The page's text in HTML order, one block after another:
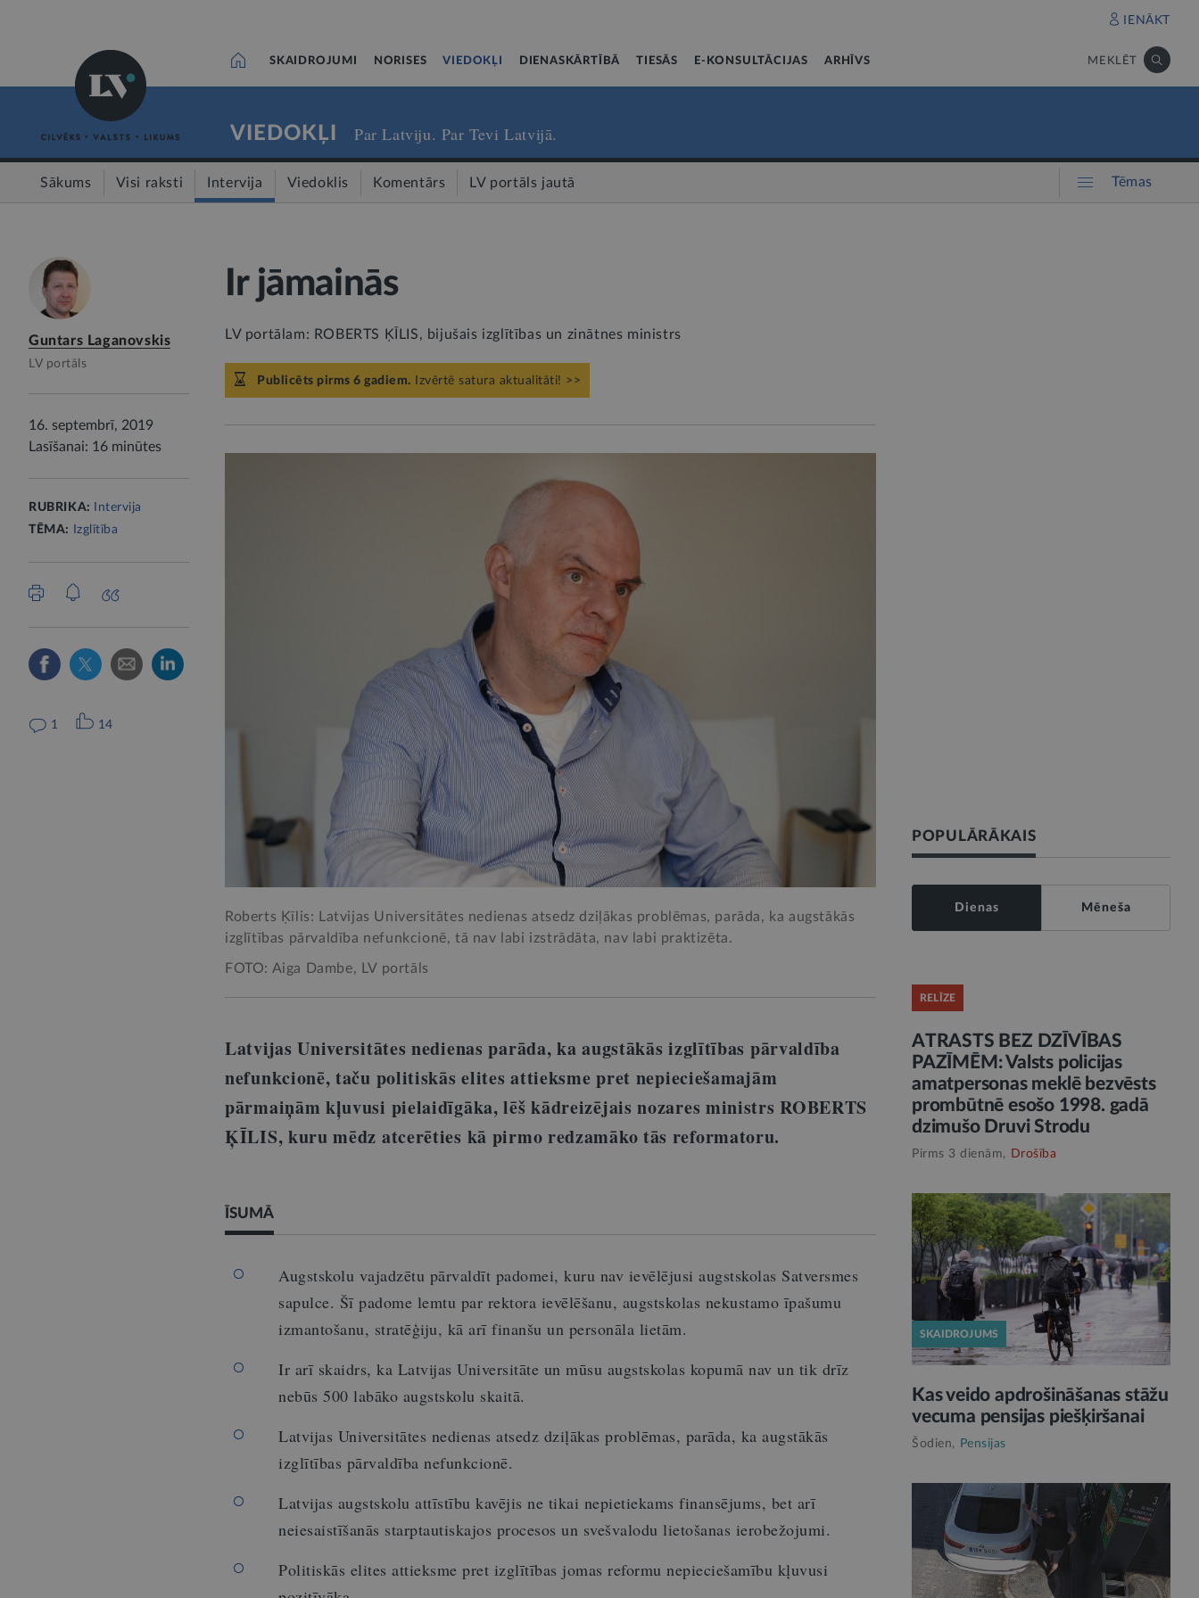
IENĀKT
SKAIDROJUMI NORISES VIEDOKĻI DIENASKĀRTĪBĀ TIESĀS E-KONSULTĀCIJAS ARHĪVS MEKLĒT
VIEDOKĻI Par Latviju. Par Tevi Latvijā.
Sākums Visi raksti Intervija Viedoklis Komentārs LV portāls jautā Tēmas
Guntars Laganovskis
LV portāls
16. septembrī, 2019
Lasīšanai: 16 minūtes
RUBRIKA:
Intervija
TĒMA:
Izglītība
1 14
Ir jāmainās
LV portālam: ROBERTS ĶĪLIS, bijušais izglītības un zinātnes ministrs
Publicēts pirms 6 gadiem. Izvērtē satura aktualitāti! >>
Roberts Ķīlis: Latvijas Universitātes nedienas atsedz dziļākas problēmas, parāda, ka augstākās
izglītības pārvaldība nefunkcionē, tā nav labi izstrādāta, nav labi praktizēta.
FOTO: Aiga Dambe, LV portāls
Latvijas Universitātes nedienas parāda, ka augstākās izglītības pārvaldība
nefunkcionē, taču politiskās elites attieksme pret nepieciešamajām
pārmaiņām kļuvusi pielaidīgāka, lēš kādreizējais nozares ministrs ROBERTS
ĶĪLIS, kuru mēdz atcerēties kā pirmo redzamāko tās reformatoru.
ĪSUMĀ
Augstskolu vajadzētu pārvaldīt padomei, kuru nav ievēlējusi augstskolas Satversmes
sapulce. Šī padome lemtu par rektora ievēlēšanu, augstskolas nekustamo īpašumu
izmantošanu, stratēģiju, kā arī finanšu un personāla lietām.
Ir arī skaidrs, ka Latvijas Universitāte un mūsu augstskolas kopumā nav un tik drīz
nebūs 500 labāko augstskolu skaitā.
Latvijas Universitātes nedienas atsedz dziļākas problēmas, parāda, ka augstākās
izglītības pārvaldība nefunkcionē.
Latvijas augstskolu attīstību kavējis ne tikai nepietiekams finansējums, bet arī
neiesaistīšanās starptautiskajos procesos un svešvalodu lietošanas ierobežojumi.
Politiskās elites attieksme pret izglītības jomas reformu nepieciešamību kļuvusi
POPULĀRĀKAIS
Dienas Mēneša
RELĪZE
ATRASTS BEZ DZĪVĪBAS
PAZĪMĒM: Valsts policijas
amatpersonas meklē bezvēsts
prombūtnē esošo 1998. gadā
dzimušo Druvi Strodu
Pirms 3 dienām, Drošība
SKAIDROJUMS
Kas veido apdrošināšanas stāžu
vecuma pensijas piešķiršanai
Šodien, Pensijas